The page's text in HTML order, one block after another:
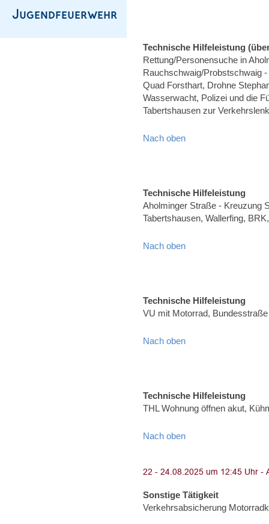
Technische Hilfeleistung
Rettung/Personensuche in
Rauchschwaig/Probstschwaig
Quad Forsthart, Drohne
Wasserwacht, Polizei und die
Tabertshausen zur
Nach oben
Technische Hilfeleistung
Aholminger Straße - Kreuzung
Tabertshausen, Wallerfing,
Nach oben
Technische Hilfeleistung
VU mit Motorrad,
Nach oben
Technische Hilfeleistung
THL Wohnung öffnen akut,
Nach oben
Sonstige Tätigkeit
Verkehrsabsicherung